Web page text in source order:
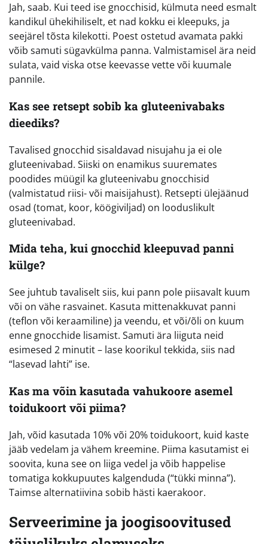
Jah, saab. Kui teed ise gnocchisid, külmuta need esmalt
kandikul ühekihiliselt, et nad kokku ei kleepuks, ja
seejärel tõsta kilekotti. Poest ostetud avamata pakki
võib samuti sügavkülma panna. Valmistamisel ära neid
sulata, vaid viska otse keevasse vette või kuumale
pannile.
Kas see retsept sobib ka gluteenivabaks
dieediks?
Tavalised gnocchid sisaldavad nisujahu ja ei ole
gluteenivabad. Siiski on enamikus suuremates
poodides müügil ka gluteenivabu gnocchisid
(valmistatud riisi- või maisijahust). Retsepti ülejäänud
osad (tomat, koor, köögiviljad) on looduslikult
gluteenivabad.
Mida teha, kui gnocchid kleepuvad panni
külge?
See juhtub tavaliselt siis, kui pann pole piisavalt kuum
või on vähe rasvainet. Kasuta mittenakkuvat panni
(teflon või keraamiline) ja veendu, et või/õli on kuum
enne gnocchide lisamist. Samuti ära liiguta neid
esimesed 2 minutit – lase koorikul tekkida, siis nad
“lasevad lahti” ise.
Kas ma võin kasutada vahukoore asemel
toidukoort või piima?
Jah, võid kasutada 10% või 20% toidukoort, kuid kaste
jääb vedelam ja vähem kreemine. Piima kasutamist ei
soovita, kuna see on liiga vedel ja võib happelise
tomatiga kokkupuutes kalgenduda (“tükki minna”).
Taimse alternatiivina sobib hästi kaerakoor.
Serveerimine ja joogisoovitused